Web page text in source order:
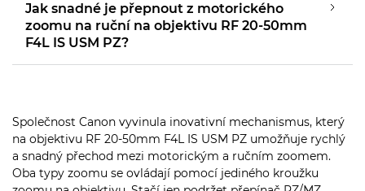
Jak snadné je přepnout z motorického
zoomu na ruční na objektivu RF 20-50mm
F4L IS USM PZ?
Společnost Canon vyvinula inovativní mechanismus, který
na objektivu RF 20-50mm F4L IS USM PZ umožňuje rychlý
a snadný přechod mezi motorickým a ručním zoomem.
Oba typy zoomu se ovládají pomocí jediného kroužku